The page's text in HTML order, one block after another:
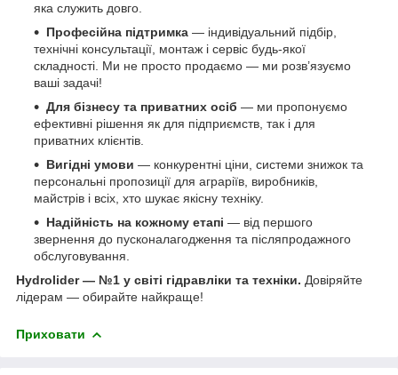
яка служить довго.
Професійна підтримка — індивідуальний підбір,
технічні консультації, монтаж і сервіс будь-якої
складності. Ми не просто продаємо — ми розв’язуємо
ваші задачі!
Для бізнесу та приватних осіб — ми пропонуємо
ефективні рішення як для підприємств, так і для
приватних клієнтів.
Вигідні умови — конкурентні ціни, системи знижок та
персональні пропозиції для аграріїв, виробників,
майстрів і всіх, хто шукає якісну техніку.
Надійність на кожному етапі — від першого
звернення до пусконалагодження та післяпродажного
обслуговування.
Hydrolider — №1 у світі гідравліки та техніки. Довіряйте
лідерам — обирайте найкраще!
Приховати